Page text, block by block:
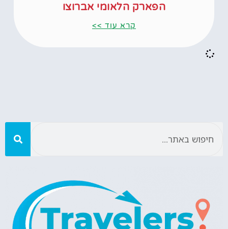
הפארק הלאומי אברוצו
קרא עוד >>